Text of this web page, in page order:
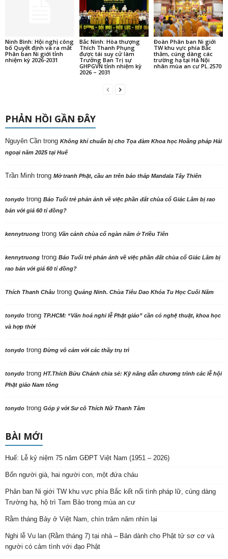
Ninh Bình: Hội nghị công
bố Quyết định và ra mắt
Phân ban Ni giới tỉnh
nhiệm kỳ 2026-2031
Bắc Ninh: Hòa thượng
Thích Thanh Phụng
được tái suy cử làm
Trưởng Ban Trị sự
GHPGVN tỉnh nhiệm kỳ
2026 – 2031
Đoàn Phân ban Ni giới
TW khu vực phía Bắc
thăm, cúng dàng các
trường hạ tại Hà Nội
nhân mùa an cư PL.2570
PHẢN HỒI GẦN ĐÂY
Nguyên Cần trong Không khí chuẩn bị cho Tọa đàm Khoa học Hoằng pháp Hải
ngoại năm 2025 tại Huế
Trần Minh trong Mở tranh Phật, cầu an trên bảo tháp Mandala Tây Thiên
tonydo trong Báo Tuổi trẻ phản ảnh về việc phần đất chùa cổ Giác Lâm bị rao
bán với giá 60 tỉ đồng?
kennytruong trong Vãn cảnh chùa cổ ngàn năm ở Triều Tiên
kennytruong trong Báo Tuổi trẻ phản ảnh về việc phần đất chùa cổ Giác Lâm bị
rao bán với giá 60 tỉ đồng?
Thích Thanh Châu trong Quảng Ninh. Chùa Tiêu Dao Khóa Tu Học Cuối Năm
tonydo trong TP.HCM: “Văn hoá nghi lễ Phật giáo” cần có nghệ thuật, khoa học
và hợp thời
tonydo trong Đừng vô cảm với các thầy trụ trì
tonydo trong HT.Thích Bửu Chánh chia sẻ: Kỹ năng dẫn chương trình các lễ hội
Phật giáo Nam tông
tonydo trong Góp ý với Sư cô Thích Nữ Thanh Tâm
BÀI MỚI
Huế: Lễ kỷ niệm 75 năm GĐPT Việt Nam (1951 – 2026)
Bốn người già, hai người con, một đứa cháu
Phân ban Ni giới TW khu vực phía Bắc kết nối tình pháp lữ, cúng dàng
Trường hạ, hộ trì Tam Bảo trong mùa an cư
Rằm tháng Bảy ở Việt Nam, chín trăm năm nhìn lại
Nghi lễ Vu lan (Rằm tháng 7) tại nhà – Bản dành cho Phật tử sơ cơ và
người có cảm tình với đạo Phật